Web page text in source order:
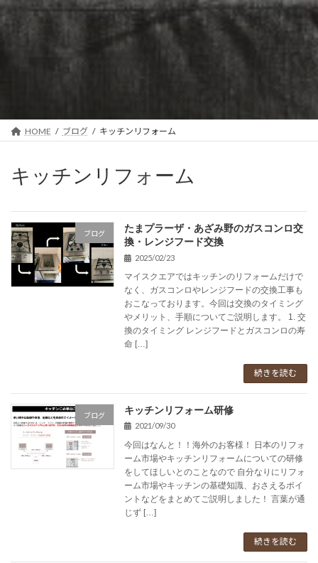
HOME ブログ キッチンリフォーム
キッチンリフォーム
ブログ
たまプラーザ・あざみ野のガスコンロ交
換・レンジフード交換
2025/02/23
マイスクエアではキッチンのリフォームだけで
なく、ガスコンロやレンジフードの交換工事も
おこなっております。今回は交換のタイミング
やメリット、手順についてご説明します。 1. 交
換のタイミング レンジフードとガスコンロの寿
命 […]
続きを読む
ブログ キッチンリフォーム研修
2021/09/30
今回はなんと！！海外のお客様！ 日本のリフォ
ーム市場やキッチンリフォームについての研修
をしてほしいとのことなので 自分なりにリフォ
ーム市場やキッチンの基礎知識、おさえるポイ
ントなどをまとめてご説明しました！ 言葉が通
じず […]
続きを読む